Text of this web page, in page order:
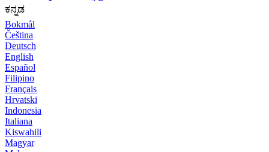
ಕನ್ನಡ
Bokmål
Čeština
Deutsch
English
Español
Filipino
Français
Hrvatski
Indonesia
Italiana
Kiswahili
Magyar